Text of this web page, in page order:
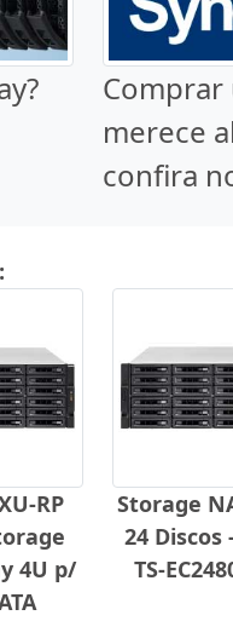
Comprar
merece
confira
RP
4U p/
Storage
24 Discos
TS-